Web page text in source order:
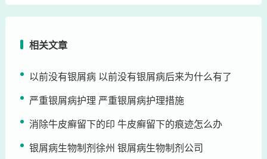
相关文章
以前没有银屑病 以前没有银屑病后来为什么有了
严重银屑病护理 严重银屑病护理措施
消除牛皮癣留下的印 牛皮癣留下的痕迹怎么办
银屑病生物制剂徐州 银屑病生物制剂公司